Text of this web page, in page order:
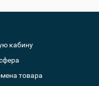
кабину
товара